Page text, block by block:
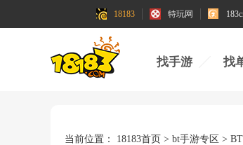
18183 特玩网
找手游 找
当前位置： 18183首页 > bt手游专区 >